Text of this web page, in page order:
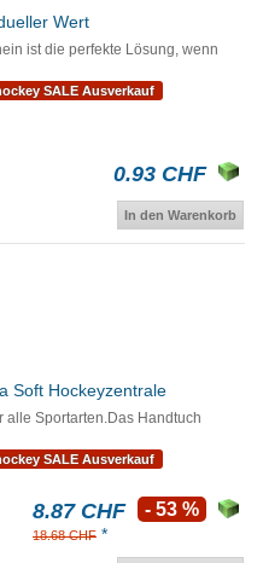
Wert
ist die perfekte Lösung, wenn
SALE Ausverkauf
0.93 CHF
In den Warenkorb
Soft Hockeyzentrale
alle Sportarten.Das Handtuch
SALE Ausverkauf
8.87 CHF
18.68 CHF *
- 53 %